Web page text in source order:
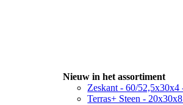
Nieuw in het assortiment
Zeskant - 60/52,5x30x4
Terras+ Steen -